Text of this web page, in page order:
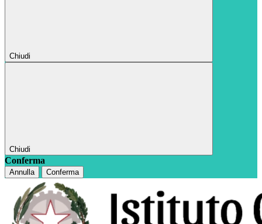
Chiudi
Chiudi
Conferma
Annulla Conferma